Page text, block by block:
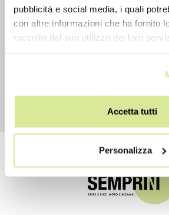
pubblicità e social media, i quali
con altre informazioni che ha fornito
raccolto dal suo utilizzo dei loro
Accetta tutti
Personalizza
aggiornato su tutte le novità e le